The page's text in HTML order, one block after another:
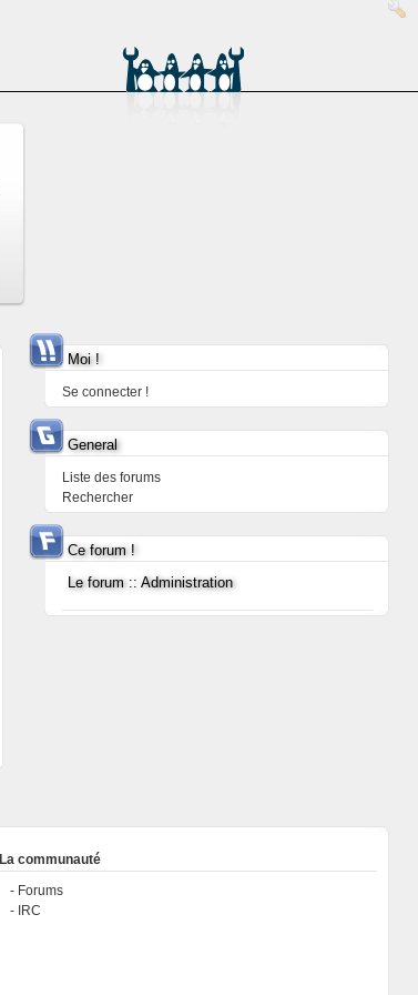
Moi !
Se connecter !
General
Liste des forums
Rechercher
Ce forum !
Le forum :: Administration
La communauté
Forums
IRC